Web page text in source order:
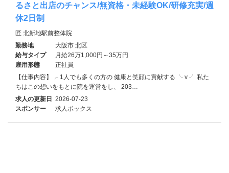
るさと出店のチャンス/無資格・未経験OK/研修充実/週
休2日制
匠 北新地駅前整体院
勤務地
大阪市 北区
給与タイプ
月給26万1,000円～35万円
雇用形態
正社員
【仕事内容】╭ 1人でも多くの方の 健康と笑顔に貢献する ╰ v ╯ 私た
ちはこの想いをもとに院を運営をし、 203…
求人の更新日 2026-07-23
スポンサー
求人ボックス